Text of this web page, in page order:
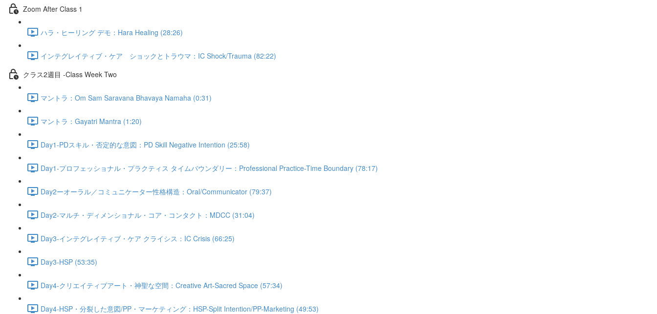
Zoom After Class 1
ハラ・ヒーリング デモ：Hara Healing (28:26)
インテグレイティブ・ケア ショックとトラウマ：IC Shock/Trauma (82:22)
クラス2週目 -Class Week Two
マントラ：Om Sam Saravana Bhavaya Namaha (0:31)
マントラ：Gayatri Mantra (1:20)
Day1-PDスキル・否定的な意図：PD Skill Negative Intention (25:58)
Day1-プロフェッショナル・プラクティス タイムバウンダリー：Professional Practice-Time Boundary (78:17)
Day2ーオーラル／コミュニケーター性格構造：Oral/Communicator (79:37)
Day2-マルチ・ディメンショナル・コア・コンタクト：MDCC (31:04)
Day3-インテグレイティブ・ケア クライシス：IC Crisis (66:25)
Day3-HSP (53:35)
Day4-クリエイティブアート・神聖な空間：Creative Art-Sacred Space (57:34)
Day4-HSP・分裂した意図/PP・マーケティング：HSP-Split Intention/PP-Marketing (49:53)